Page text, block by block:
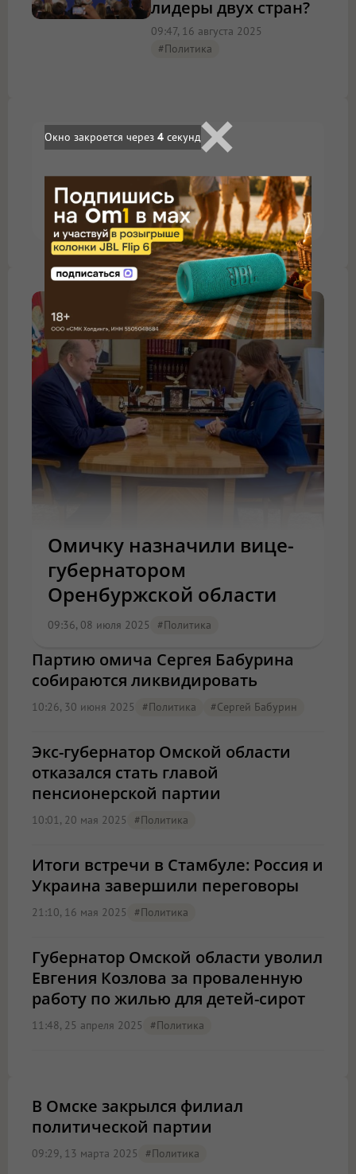
лидеры двух стран?
09:47, 16 августа 2025
#Политика
Омичку назначили вице-
губернатором
Оренбуржской области
09:36, 08 июля 2025 #Политика
Партию омича Сергея Бабурина
собираются ликвидировать
10:26, 30 июня 2025 #Политика #Сергей Бабурин
Экс-губернатор Омской области
отказался стать главой
пенсионерской партии
10:01, 20 мая 2025 #Политика
Итоги встречи в Стамбуле: Россия и
Украина завершили переговоры
21:10, 16 мая 2025 #Политика
Губернатор Омской области уволил
Евгения Козлова за проваленную
работу по жилью для детей-сирот
11:48, 25 апреля 2025 #Политика
В Омске закрылся филиал
политической партии
09:29, 13 марта 2025 #Политика
Окно закроется через 3 секунд